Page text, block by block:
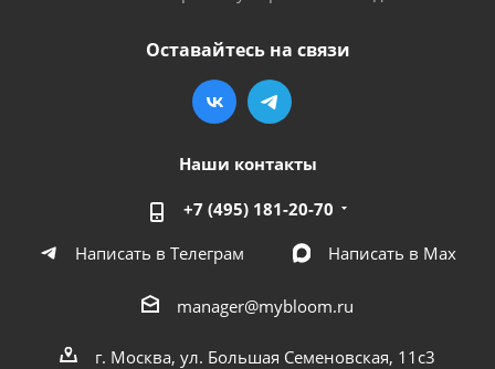
Оставайтесь на связи
Наши контакты
+7 (495) 181-20-70
Написать в Телеграм
Написать в Мах
manager@mybloom.ru
г. Москва, ул. Большая Семеновская, 11с3